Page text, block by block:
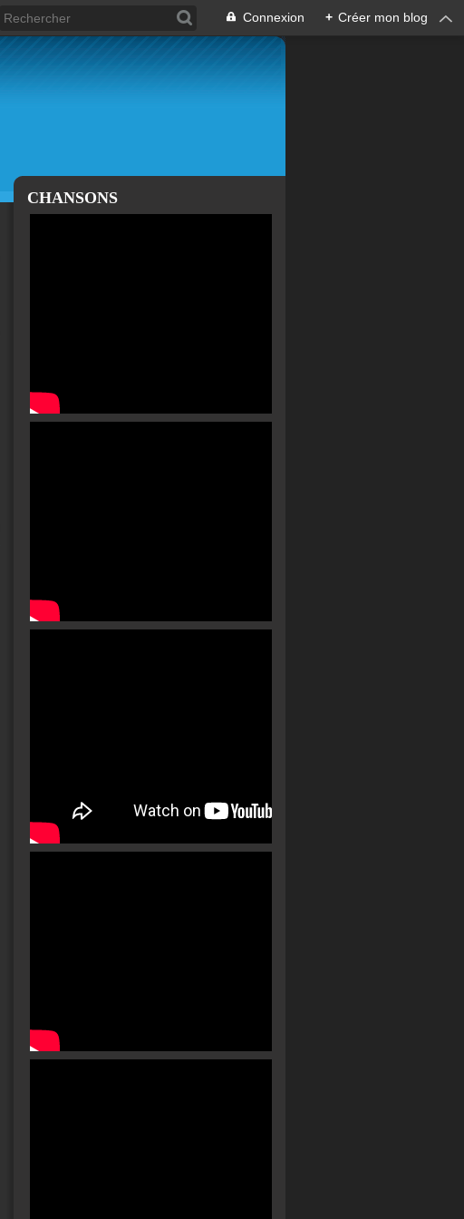
Connexion + Créer mon blog
CHANSONS